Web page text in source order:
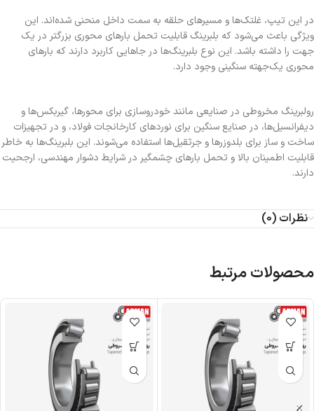
در این تیپ، غلتک‌ها و مسیرهای حلقه به سمت داخل منحنی شده‌اند. این
ویژگی باعث می‌شود که بلبرینگ قابلیت تحمل بارهای محوری بزرگتر در یک
جهت را داشته باشد. این نوع بلبرینگ‌ها در جاهایی کاربرد دارند که بارهای
محوری یک‌جهته سنگینی وجود دارد.
رولبرینگ‌ مخروطی در صنایعی مانند خودروسازی برای محورها، گیربکس‌ها و
دیفرانسیل‌ها، در صنایع سنگین برای نوردهای کارخانجات فولاد، و در تجهیزات
ساخت و ساز برای بلدوزرها و جرثقیل‌ها استفاده می‌شوند. این بلبرینگ‌ها به خاطر
قابلیت اطمینان بالا و تحمل بارهای چشمگیر در شرایط دشوار مهندسی، ارجحیت
دارند.
نظرات (0)
محصولات مرتبط